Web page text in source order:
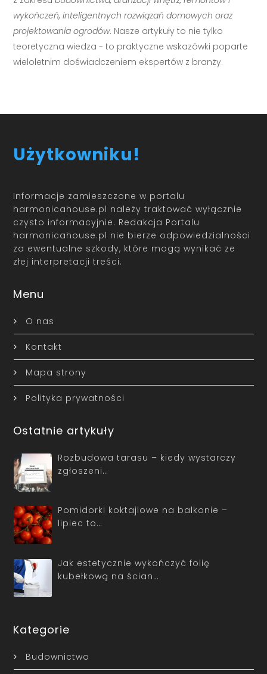
wykończeń, inteligentnych rozwiązań domowych oraz
projektowania ogrodów. Nasze artykuły to nie tylko
teoretyczna wiedza - to praktyczne wskazówki poparte
wieloletnim doświadczeniem ekspertów z branży.
Użytkowniku!
Informacje zamieszczone w portalu
harmonicahouse.pl należy traktować wyłącznie
czysto informacyjnie. Redakcja Portalu
harmonicahouse.pl nie bierze odpowiedzialności
za ewentualne szkody, które mogą wynikać ze
złej interpretacji treści.
Menu
O nas
Kontakt
Mapa strony
Polityka prywatności
Ostatnie artykuły
Rozbudowa tarasu – kiedy wystarczy
zgłoszeni…
Pomidorki koktajlowe na balkonie –
lipiec to…
Jak estetycznie wykończyć folię
kubełkową na ścian…
Kategorie
Budownictwo